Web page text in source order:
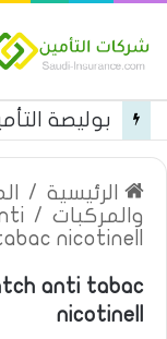
الرئيسية /
والمركبات /
nicotinell
anti tabac
nicotinell